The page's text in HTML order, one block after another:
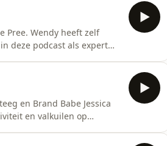
Pree. Wendy heeft zelf
deze podcast als expert
en Brand Babe Jessica
en valkuilen op